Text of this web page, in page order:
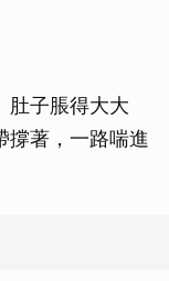
肚子脹得大大
撐著，一路喘進